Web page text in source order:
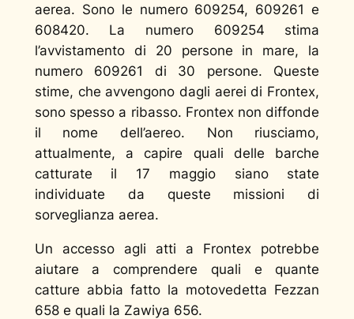
aerea. Sono le numero 609254, 609261 e
608420. La numero 609254 stima
l’avvistamento di 20 persone in mare, la
numero 609261 di 30 persone. Queste
stime, che avvengono dagli aerei di Frontex,
sono spesso a ribasso. Frontex non diffonde
il nome dell’aereo. Non riusciamo,
attualmente, a capire quali delle barche
catturate il 17 maggio siano state
individuate da queste missioni di
sorveglianza aerea.
Un accesso agli atti a Frontex potrebbe
aiutare a comprendere quali e quante
catture abbia fatto la motovedetta Fezzan
658 e quali la Zawiya 656.